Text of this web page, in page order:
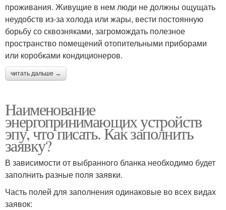
проживания. Живущие в нем люди не должны ощущать
неудобств из-за холода или жары, вести постоянную
борьбу со сквозняками, загромождать полезное
пространство помещений отопительными приборами
или коробками кондиционеров.
читать дальше →
Наименование
энергопринимающих устройств
эпу, что писать. Как заполнить
заявку?
В зависимости от выбранного бланка необходимо будет
заполнить разные поля заявки.
Часть полей для заполнения одинаковые во всех видах
заявок: